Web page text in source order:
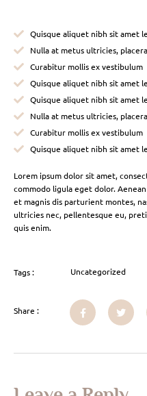
Quisque aliquet nibh sit amet
Nulla at metus ultricies,
Curabitur mollis ex vestibulum
Quisque aliquet nibh sit amet
Quisque aliquet nibh sit amet
Nulla at metus ultricies,
Curabitur mollis ex vestibulum
Quisque aliquet nibh sit amet
Lorem ipsum dolor sit amet,
commodo ligula eget dolor.
et magnis dis parturient montes,
ultricies nec, pellentesque eu,
quis enim.
Tags : Uncategorized
Share :